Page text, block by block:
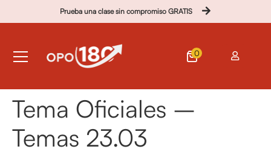
Prueba una clase sin compromiso GRATIS
0
Tema Oficiales –
Temas 23.03